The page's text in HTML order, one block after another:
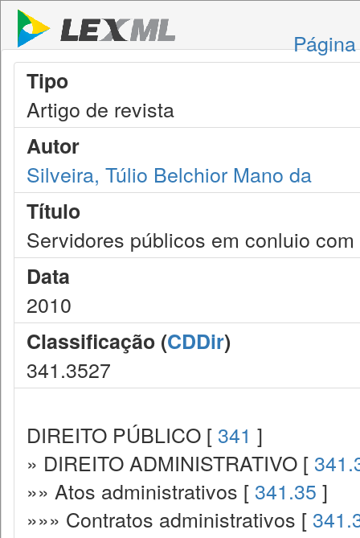
Tipo
Artigo de revista
Autor
Silveira, Túlio Belchior Mano da
Título
Servidores públicos em conluio
Data
2010
Classificação (CDDir)
341.3527
DIREITO PÚBLICO [ 341 ]
» DIREITO ADMINISTRATIVO [
»» Atos administrativos [ 341.35 ]
»»» Contratos administrativos [